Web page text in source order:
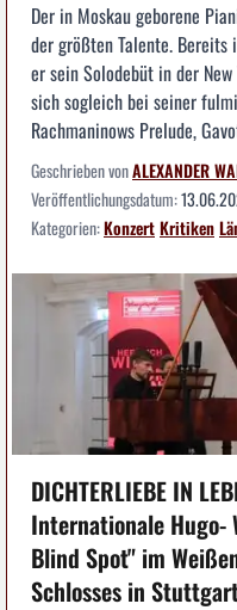
Der in Moskau geborene
der größten Talente.
er sein Solodebüt in der
sich sogleich bei seiner
Rachmaninows Prelude,
Geschrieben vonALEXANDER
Veröffentlichungsdatum:
Kategorien:KonzertKritiken
DICHTERLIEBE IN
Internationale Hugo-
Blind Spot" im
Schlosses in